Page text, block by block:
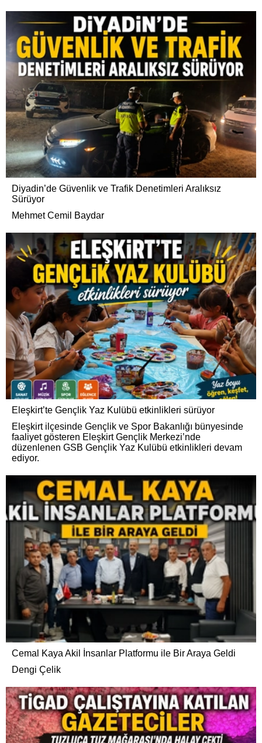
Diyadin’de Güvenlik ve Trafik Denetimleri Aralıksız
Sürüyor
Mehmet Cemil Baydar
Eleşkirt’te Gençlik Yaz Kulübü etkinlikleri sürüyor
Eleşkirt ilçesinde Gençlik ve Spor Bakanlığı bünyesinde
faaliyet gösteren Eleşkirt Gençlik Merkezi’nde
düzenlenen GSB Gençlik Yaz Kulübü etkinlikleri devam
ediyor.
Cemal Kaya Akil İnsanlar Platformu ile Bir Araya Geldi
Dengi Çelik